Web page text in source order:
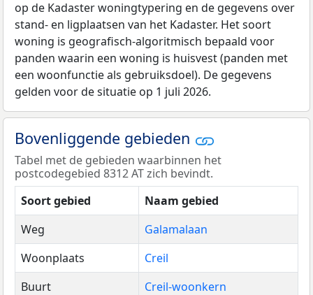
op de Kadaster woningtypering en de gegevens over
stand- en ligplaatsen van het Kadaster. Het soort
woning is geografisch-algoritmisch bepaald voor
panden waarin een woning is huisvest (panden met
een woonfunctie als gebruiksdoel). De gegevens
gelden voor de situatie op 1 juli 2026.
Bovenliggende gebieden
Tabel met de gebieden waarbinnen het
postcodegebied 8312 AT zich bevindt.
Soort gebied
Naam gebied
Weg
Galamalaan
Woonplaats
Creil
Buurt
Creil-woonkern